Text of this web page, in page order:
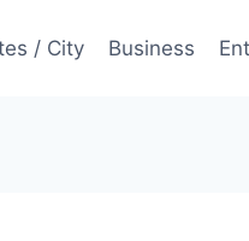
/ City Business